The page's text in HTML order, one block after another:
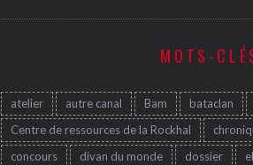
MOTS-
atelier autre canal Bam bataclan
Centre de ressources de la Rockhal
concours
divan du monde dossier